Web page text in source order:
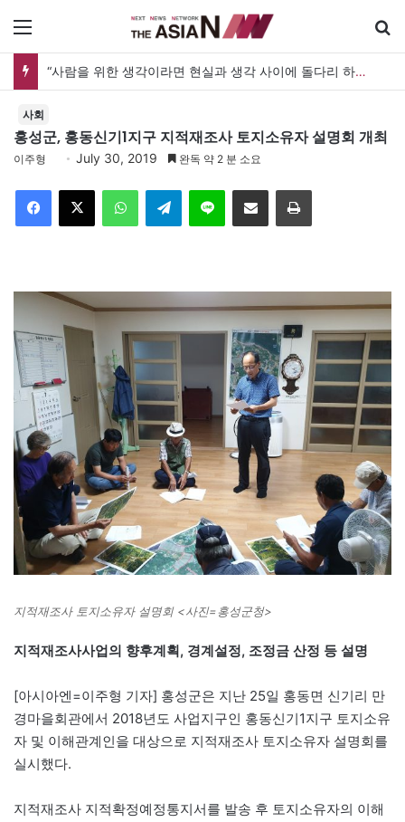
“사람을 위한 생각이라면 현실과 생각 사이에 돌다리 하나는 놓아야 하지 않을까”
사회
홍성군, 홍동신기1지구 지적재조사 토지소유자 설명회 개최
이주형 July 30, 2019 완독 약 2 분 소요
Telegram 이메일
지적재조사 토지소유자 설명회 <사진=홍성군청>
지적재조사사업의 향후계획, 경계설정, 조정금 산정 등 설명
[아시아엔=이주형 기자] 홍성군은 지난 25일 홍동면 신기리 만
경마을회관에서 2018년도 사업지구인 홍동신기1지구 토지소유
자 및 이해관계인을 대상으로 지적재조사 토지소유자 설명회를
실시했다.
지적재조사 지적확정예정통지서를 발송 후 토지소유자의 이해